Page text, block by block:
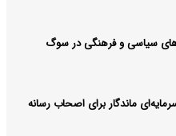
سیاسی و فرهنگی در سوگ
ماندگار برای اصحاب رسانه